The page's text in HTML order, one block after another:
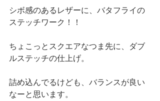
シボ感のあるレザーに、バタフライの
ステッチワーク！！
ちょこっとスクエアなつま先に、ダブ
ルステッチの仕上げ。
詰め込んでるけども、バランスが良い
なーと思います。